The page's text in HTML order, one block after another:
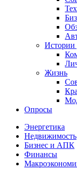
Истории
Жизнь
Опросы
Энергетика
Недвижимость
Бизнес и АПК
Финансы